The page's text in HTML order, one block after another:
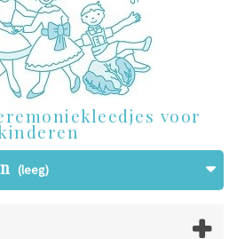
(leeg)
voor